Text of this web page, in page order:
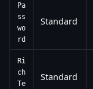
Pa
ss
wo
rd
Standard
Ri
ch
Te
Standard